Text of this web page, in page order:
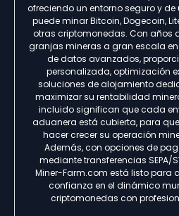
ofreciendo un entorno seguro y
puede minar Bitcoin, Dogecoin,
otras criptomonedas. Con años
granjas mineras a gran escala
de datos avanzados,
personalizada, optimización
soluciones de alojamiento
maximizar su rentabilidad
incluido significan que cada
aduanera está cubierta, para
hacer crecer su operación
Además, con opciones de
mediante transferencias SEPA/
Miner-Farm.com está listo para
confianza en el dinámico
criptomonedas con